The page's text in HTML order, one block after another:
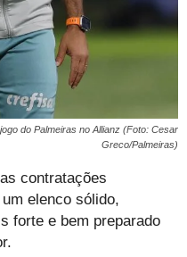
do Palmeiras no Allianz (Foto: Cesar
Greco/Palmeiras)
contratações
elenco sólido,
forte e bem preparado